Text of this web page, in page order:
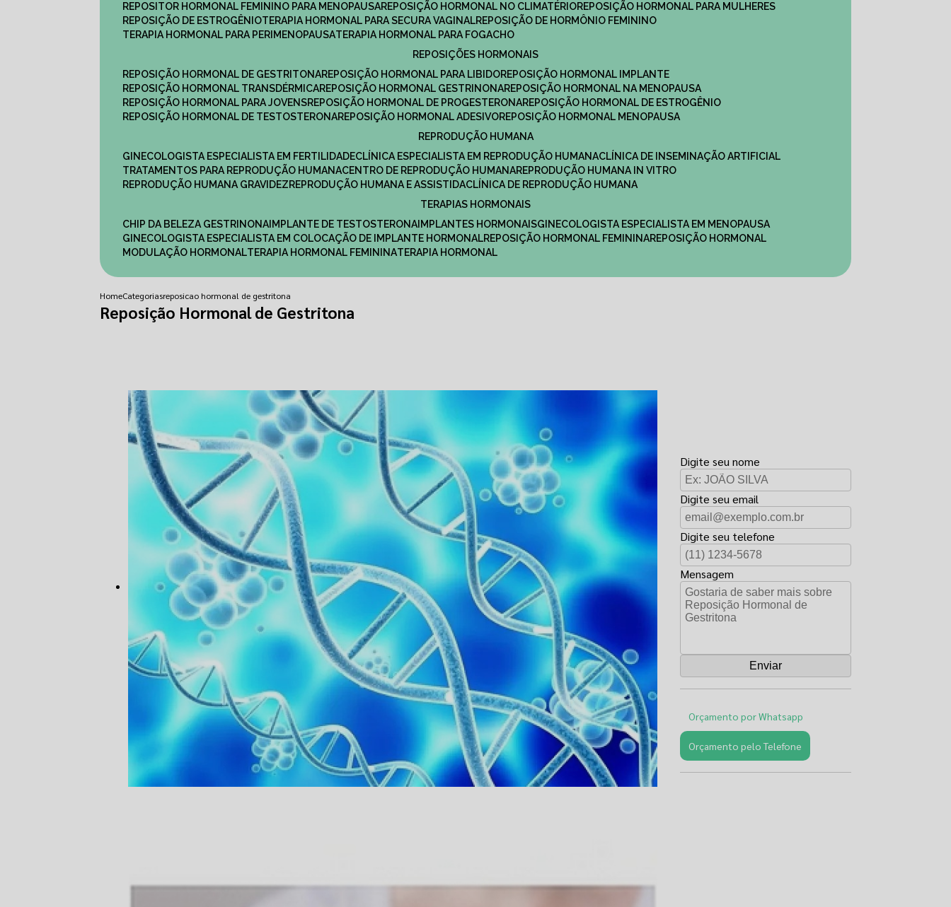
REPOSITOR HORMONAL FEMININO PARA MENOPAUSA
REPOSIÇÃO HORMONAL NO CLIMATÉRIO
REPOSIÇÃO HORMONAL PARA MULHERES
REPOSIÇÃO DE ESTROGÊNIO
TERAPIA HORMONAL PARA SECURA VAGINAL
REPOSIÇÃO DE HORMÔNIO FEMININO
TERAPIA HORMONAL PARA PERIMENOPAUSA
TERAPIA HORMONAL PARA FOGACHO
REPOSIÇÕES HORMONAIS
REPOSIÇÃO HORMONAL DE GESTRITONA
REPOSIÇÃO HORMONAL PARA LIBIDO
REPOSIÇÃO HORMONAL IMPLANTE
REPOSIÇÃO HORMONAL TRANSDÉRMICA
REPOSIÇÃO HORMONAL GESTRINONA
REPOSIÇÃO HORMONAL NA MENOPAUSA
REPOSIÇÃO HORMONAL PARA JOVENS
REPOSIÇÃO HORMONAL DE PROGESTERONA
REPOSIÇÃO HORMONAL DE ESTROGÊNIO
REPOSIÇÃO HORMONAL DE TESTOSTERONA
REPOSIÇÃO HORMONAL ADESIVO
REPOSIÇÃO HORMONAL MENOPAUSA
REPRODUÇÃO HUMANA
GINECOLOGISTA ESPECIALISTA EM FERTILIDADE
CLÍNICA ESPECIALISTA EM REPRODUÇÃO HUMANA
CLÍNICA DE INSEMINAÇÃO ARTIFICIAL
TRATAMENTOS PARA REPRODUÇÃO HUMANA
CENTRO DE REPRODUÇÃO HUMANA
REPRODUÇÃO HUMANA IN VITRO
REPRODUÇÃO HUMANA GRAVIDEZ
REPRODUÇÃO HUMANA E ASSISTIDA
CLÍNICA DE REPRODUÇÃO HUMANA
TERAPIAS HORMONAIS
CHIP DA BELEZA GESTRINONA IMPLANTE DE TESTOSTERONA IMPLANTES HORMONAIS
GINECOLOGISTA ESPECIALISTA EM MENOPAUSA
GINECOLOGISTA ESPECIALISTA EM COLOCAÇÃO DE IMPLANTE HORMONAL
REPOSIÇÃO HORMONAL FEMININA
REPOSIÇÃO HORMONAL
MODULAÇÃO HORMONAL
TERAPIA HORMONAL FEMININA TERAPIA HORMONAL
HomeCategoriasreposicao hormonal de gestritona
Reposição Hormonal de Gestritona
Digite seu nome
Digite seu email
Digite seu telefone
Mensagem
Orçamento por Whatsapp
Orçamento pelo Telefone